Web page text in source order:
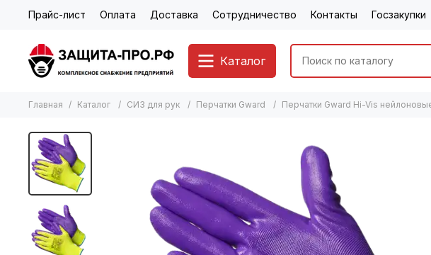
Прайс-лист Оплата Доставка Сотрудничество Контакты Госзакупки
Каталог
Главная Каталог СИЗ для рук Перчатки Gward Перчатки Gward Hi-Vis